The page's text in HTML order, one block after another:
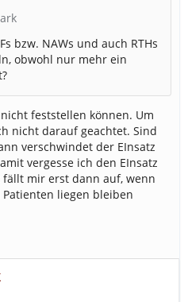
bzw. NAWs und auch RTHs
obwohl nur mehr ein
feststellen können. Um
nicht darauf geachtet. Sind
verschwindet der EInsatz
vergesse ich den EInsatz
fällt mir erst dann auf, wenn
liegen bleiben